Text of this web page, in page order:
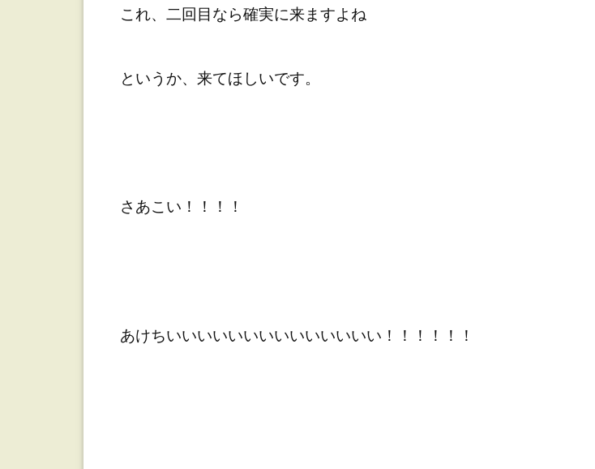
これ、二回目なら確実に来ますよね
というか、来てほしいです。
さあこい！！！！
あけちいいいいいいいいいいいいいい！！！！！！